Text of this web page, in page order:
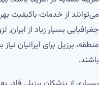
می‌توانند از خدمات باکیفیت
جغرافیایی بسیار زیاد از
منطقه، برزیل برای ایرانیان
باشند.